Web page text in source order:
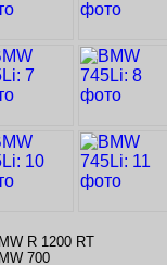
R 1200 RT
700